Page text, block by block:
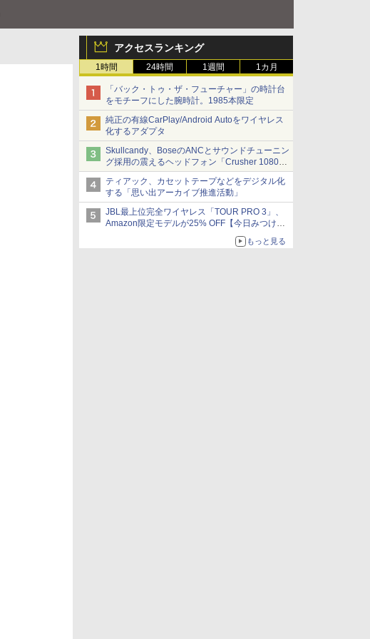
アクセスランキング
1時間 24時間 1週間 1カ月
「バック・トゥ・ザ・フューチャー」の時計台
をモチーフにした腕時計。1985本限定
純正の有線CarPlay/Android Autoをワイヤレス
化するアダプタ
Skullcandy、BoseのANCとサウンドチューニン
グ採用の震えるヘッドフォン「Crusher 1080
ANC」
ティアック、カセットテープなどをデジタル化
する「思い出アーカイブ推進活動」
JBL最上位完全ワイヤレス「TOUR PRO 3」、
Amazon限定モデルが25% OFF【今日みつけた
もっと見る